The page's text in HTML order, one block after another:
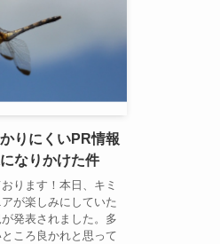
りにくいPR情報
なりかけた件
ります！本日、キミ
が楽しみにしていた
発表されました。多
ころ良かれと思って